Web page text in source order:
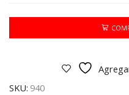
VIOLETA
SKU: 940